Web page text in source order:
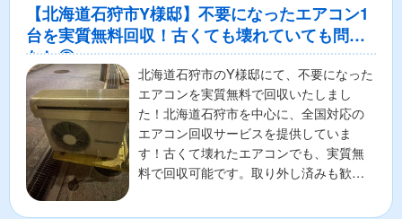
【北海道石狩市Y様邸】不要になったエアコン1
台を実質無料回収！古くても壊れていても問題
なし◎
北海道石狩市のY様邸にて、不要になった
エアコンを実質無料で回収いたしまし
た！北海道石狩市を中心に、全国対応の
エアコン回収サービスを提供していま
す！古くて壊れたエアコンでも、実質無
料で回収可能です。取り外し済みも歓